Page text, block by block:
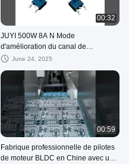
00:32
JUYI 500W 8A N Mode
d'amélioration du canal de
puissance MOSFET usine pour le
phases
June 24, 2025
00:59
Fabrique professionnelle de pilotes
de moteur BLDC en Chine avec un